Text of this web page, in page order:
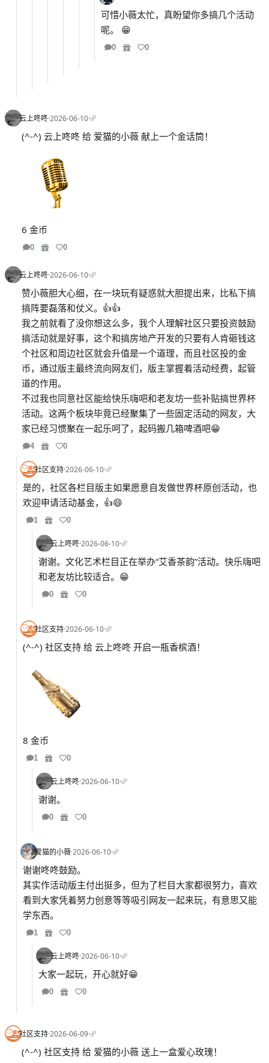
可惜小薇太忙，真盼望你多搞几个活动
呢。 😁
0 0
云上咚咚·2026-06-10·
(^-^) 云上咚咚 给 爱猫的小薇 献上一个金话筒！
6 金币
0 0
云上咚咚·2026-06-10·
赞小薇胆大心细，在一块玩有疑惑就大胆提出来，比私下搞
搞阵要磊落和仗义。👍👍
我之前就看了没你想这么多，我个人理解社区只要投资鼓励
搞活动就是好事，这个和搞房地产开发的只要有人肯砸钱这
个社区和周边社区就会升值是一个道理，而且社区投的金
币，通过版主最终流向网友们，版主掌握着活动经费，起管
道的作用。
不过我也同意社区能给快乐嗨吧和老友坊一些补贴搞世界杯
活动。这两个板块毕竟已经聚集了一些固定活动的网友，大
家已经习惯聚在一起乐呵了，起码搬几箱啤酒吧😁
4 0
社区支持·2026-06-10·
是的，社区各栏目版主如果愿意自发做世界杯原创活动，也
欢迎申请活动基金，👍😄
1 0
云上咚咚·2026-06-10·
谢谢。文化艺术栏目正在举办“艾香茶韵”活动。快乐嗨吧
和老友坊比较适合。😁
0 0
社区支持·2026-06-10·
(^-^) 社区支持 给 云上咚咚 开启一瓶香槟酒！
8 金币
1 0
云上咚咚·2026-06-10·
谢谢。
0 0
爱猫的小薇·2026-06-10·
谢谢咚咚鼓励。
其实作活动版主付出挺多，但为了栏目大家都很努力，喜欢
看到大家凭着努力创意等等吸引网友一起来玩，有意思又能
学东西。
1 0
云上咚咚·2026-06-10·
大家一起玩，开心就好😁
0 0
社区支持·2026-06-09·
(^-^) 社区支持 给 爱猫的小薇 送上一盒爱心玫瑰！